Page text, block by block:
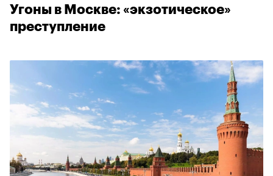
Угоны в Москве: «экзотическое»
преступление